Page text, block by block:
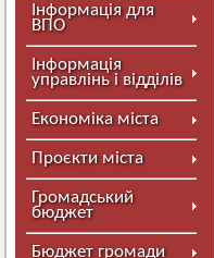
Інформація для
ВПО
Інформація
управлінь і відділів
Економіка міста
Проєкти міста
Громадський
бюджет
Бюджет громади